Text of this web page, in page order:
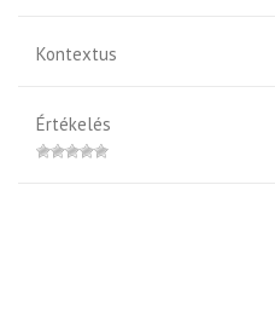
Kontextus
Értékelés